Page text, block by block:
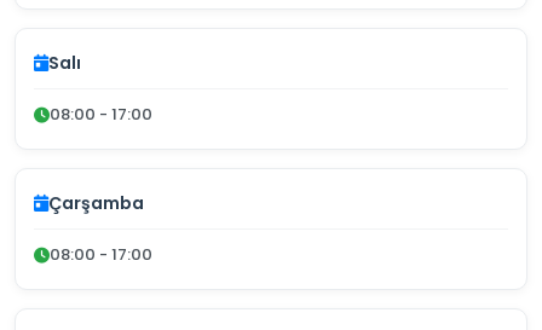
Salı
08:00 - 17:00
Çarşamba
08:00 - 17:00